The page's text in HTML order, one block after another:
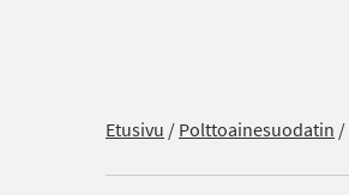
Etusivu /Polttoainesuodatin /